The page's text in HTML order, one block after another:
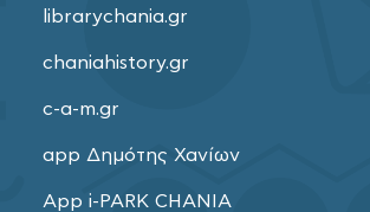
librarychania.gr
chaniahistory.gr
c-a-m.gr
app Δημότης Χανίων
App i-PARK CHANIA